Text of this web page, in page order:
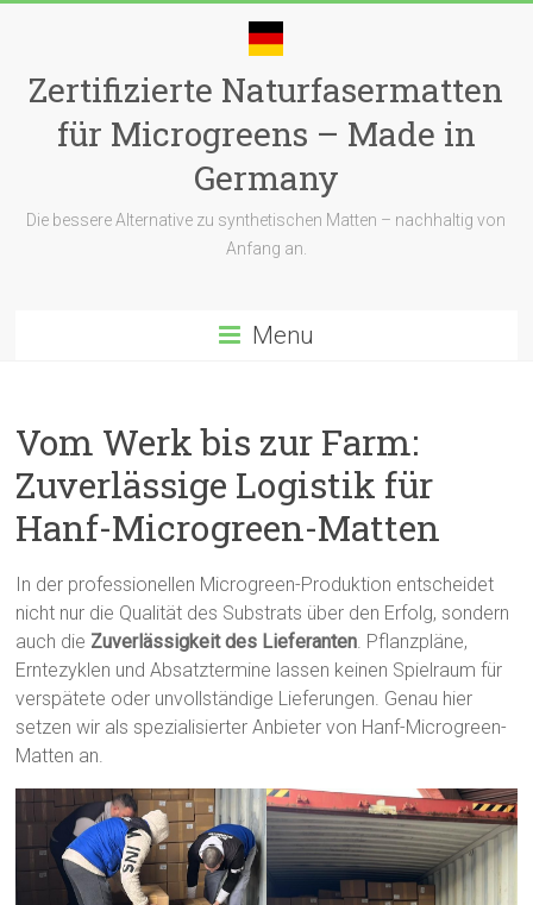
Zertifizierte Naturfasermatten
für Microgreens – Made in
Germany
Die bessere Alternative zu synthetischen Matten – nachhaltig von
Anfang an.
Menu
Vom Werk bis zur Farm:
Zuverlässige Logistik für
Hanf-Microgreen-Matten
In der professionellen Microgreen-Produktion entscheidet
nicht nur die Qualität des Substrats über den Erfolg, sondern
auch die Zuverlässigkeit des Lieferanten. Pflanzpläne,
Erntezyklen und Absatztermine lassen keinen Spielraum für
verspätete oder unvollständige Lieferungen. Genau hier
setzen wir als spezialisierter Anbieter von Hanf-Microgreen-
Matten an.